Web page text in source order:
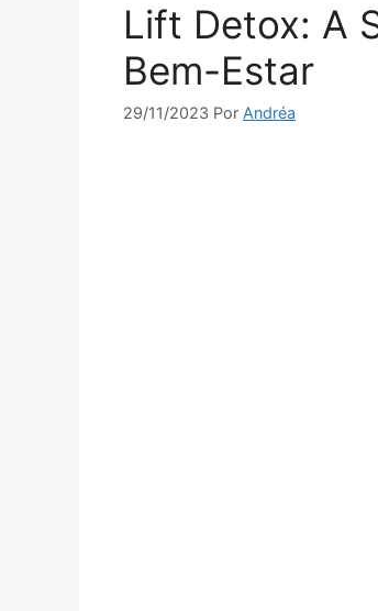
Lift Detox: A
Bem-Estar
29/11/2023 Por Andréa